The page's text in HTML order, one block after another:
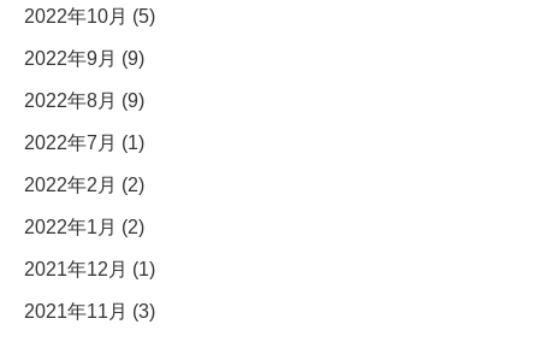
2022年10月 (5)
2022年9月 (9)
2022年8月 (9)
2022年7月 (1)
2022年2月 (2)
2022年1月 (2)
2021年12月 (1)
2021年11月 (3)